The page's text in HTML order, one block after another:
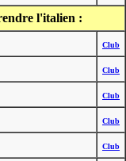
l'italien :
Club
Club
Club
Club
Club